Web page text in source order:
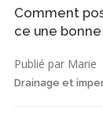
Comment
ce une
Publié par Marie
Drainage et